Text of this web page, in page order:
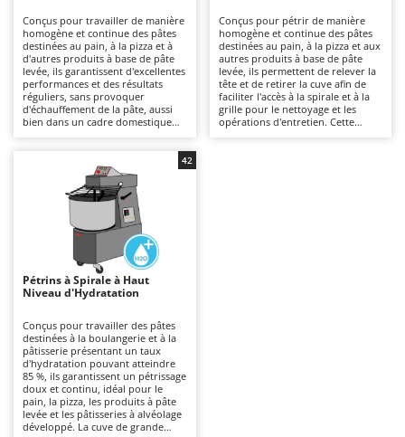
Atomiseurs pour traitements
Autolaveuses
Autres produits
B
Balayeuses
Bancs de scie pour le bois - Scies à bûches
Barbecues
Bennes pour tracteur
Brosses pour sols extérieurs
Brouettes à moteur
Broyeurs à axe horizontal pour tracteur
Butteurs pour tracteur
C
Chargeurs de batterie - Démarreurs
Charrues pour tracteur
Ama
Ambrogio Robot
Annovi Reverberi
ANTHBOT
Archman
Ardes
Argo
Ariete
Artus
Attila
Awelco
B
Baesso
Bahco
Conçus pour travailler de manière
homogène et continue des pâtes
destinées au pain, à la pizza et à
d'autres produits à base de pâte
levée, ils garantissent d'excellentes
performances et des résultats
réguliers, sans provoquer
d'échauffement de la pâte, aussi
bien dans un cadre domestique
tête fixe ne permet pas de retirer
la cuve, mais constitue une
solution plus économique que les
modèles à tête relevable ou à cuve
amovible. Comparés à des
machines plus polyvalentes,
comme les batteurs mélangeurs
planétaires, ces pétrins sont moins
adaptés aux pâtes enrichies
contenant des œufs, mais offrent
une plus grande robustesse ainsi
fonctionnement. Afin de préserver
des performances constantes, il
faut nettoyer soigneusement la
cuve, la spirale et la grille après
chaque utilisation.
Conçus pour pétrir de manière
homogène et continue des pâtes
destinées au pain, à la pizza et aux
autres produits à base de pâte
levée, ils permettent de relever la
tête et de retirer la cuve afin de
faciliter l'accès à la spirale et à la
grille pour le nettoyage et les
opérations d'entretien. Cette
Pétrins à Spirale à Haut
Niveau d'Hydratation
Conçus pour travailler des pâtes
destinées à la boulangerie et à la
pâtisserie présentant un taux
d'hydratation pouvant atteindre
85 %, ils garantissent un pétrissage
doux et continu, idéal pour le
pain, la pizza, les produits à pâte
levée et les pâtisseries à alvéolage
développé. La cuve de grande
42